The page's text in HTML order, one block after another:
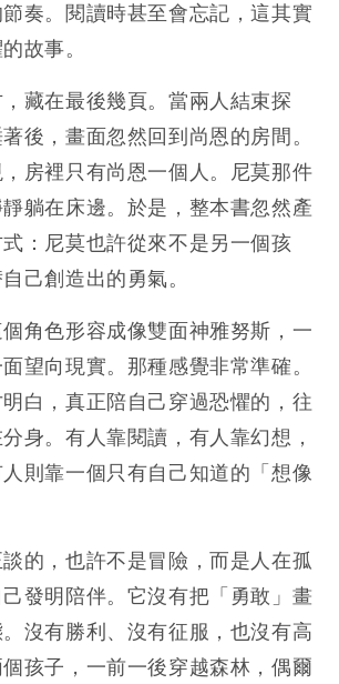
奏。閱讀時甚至會忘記，這其實
故事。
藏在最後幾頁。當兩人結束探
後，畫面忽然回到尚恩的房間。
房裡只有尚恩一個人。尼莫那件
躺在床邊。於是，整本書忽然產
：尼莫也許從來不是另一個孩
己創造出的勇氣。
角色形容成像雙面神雅努斯，一
望向現實。那種感覺非常準確。
白，真正陪自己穿過恐懼的，往
身。有人靠閱讀，有人靠幻想，
則靠一個只有自己知道的「想像
的，也許不是冒險，而是人在孤
發明陪伴。它沒有把「勇敢」畫
沒有勝利、沒有征服，也沒有高
孩子，一前一後穿越森林，偶爾